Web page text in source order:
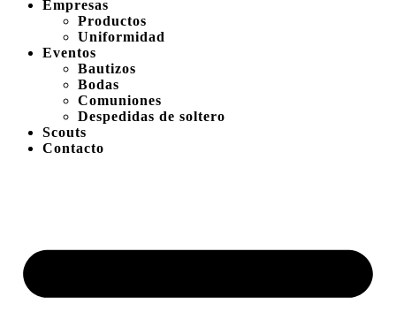
Empresas
Productos
Uniformidad
Eventos
Bautizos
Bodas
Comuniones
Despedidas de soltero
Scouts
Contacto